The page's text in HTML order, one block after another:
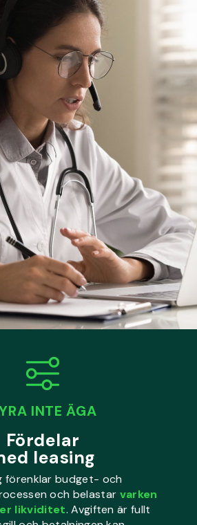
INTE ÄGA
Fördelar
leasing
förenklar budget- och
och belastar varken
likviditet. Avgiften är fullt